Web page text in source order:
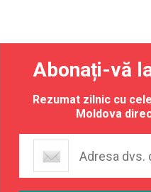
Abonați-vă
Rezumat zilnic cu
Moldova